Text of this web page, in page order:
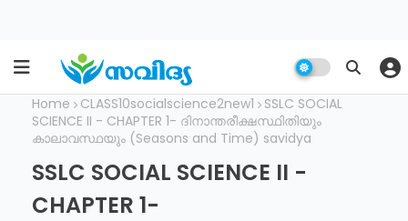
Home CLASS10socialscience2new1
SSLC SOCIAL
SCIENCE II - CHAPTER 1- ദിനാന്തരീക്ഷസ്ഥിതിയും
കാലാവസ്ഥയും (Seasons and Time) savidya
SSLC SOCIAL SCIENCE II -
CHAPTER 1-